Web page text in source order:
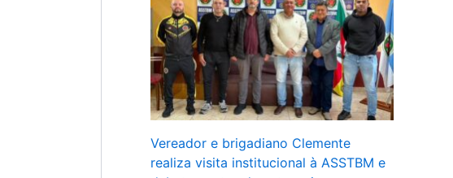
Vereador e brigadiano Clemente
realiza visita institucional à ASSTBM e